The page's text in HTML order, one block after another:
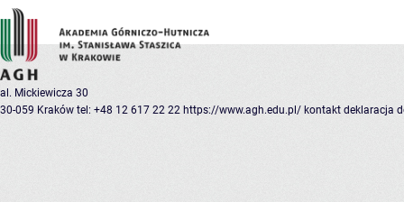
al. Mickiewicza 30
30-059 Kraków tel: +48 12 617 22 22 https://www.agh.edu.pl/ kontakt deklaracja